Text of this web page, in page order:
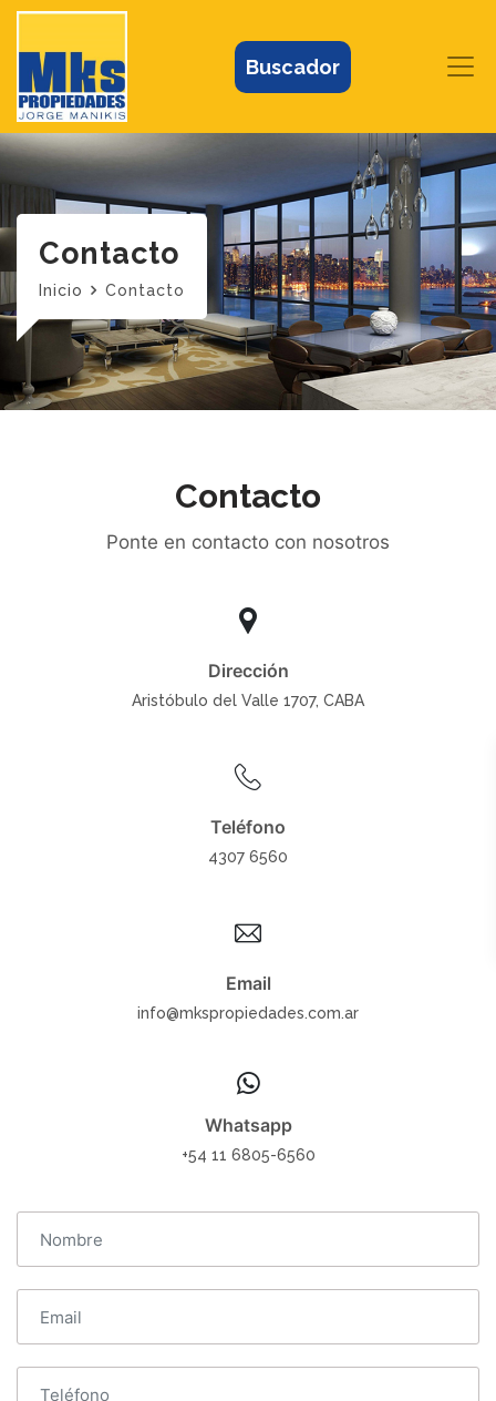
Buscador
Contacto
Inicio Contacto
Contacto
Ponte en contacto con nosotros
Dirección
Aristóbulo del Valle 1707, CABA
Teléfono
4307 6560
Email
info@mkspropiedades.com.ar
Whatsapp
+54 11 6805-6560